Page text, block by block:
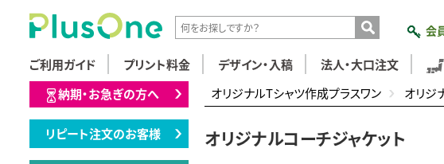
会
ご利用ガイド プリント料金 デザイン・入稿 法人・大口注文
納期・お急ぎの方へ
リピート注文のお客様
オリジナルTシャツ作成プラスワン オリジ
オリジナルコーチジャケット